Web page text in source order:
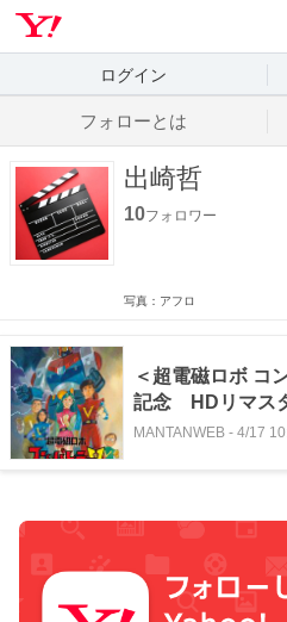
ログイン
フォローとは
出崎哲
10フォロワー
写真：アフロ
＜超電磁ロボ コ
記念 HDリマス
良和がジャケット
MANTANWEB - 4/17